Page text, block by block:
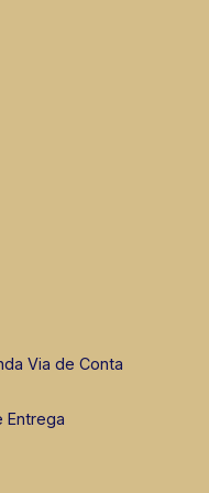
Via de Conta
Entrega